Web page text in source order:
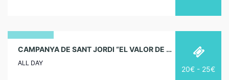
23
abril
CAMPANYA DE SANT JORDI “EL VALOR DE LOS CUIDADOS”
ALL DAY
20€ - 25€